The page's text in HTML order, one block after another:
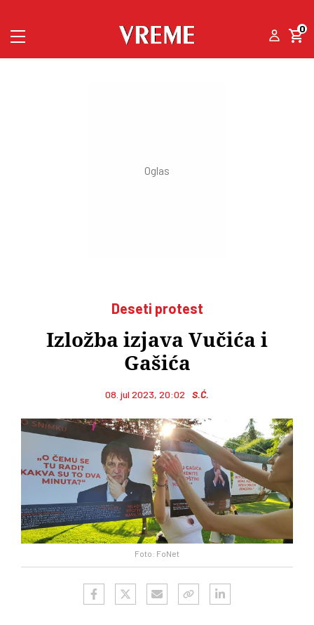
0
Deseti protest
Izložba izjava Vučića i
Gašića
08. jul 2023, 20:02 S.Ć.
Foto: FoNet